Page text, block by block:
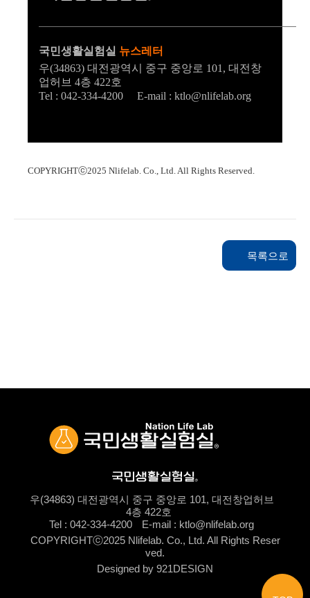
국민생활실험실 뉴스레터
우(34863) 대전광역시 중구 중앙로 101, 대전창
업허브 4층 422호
Tel : 042-334-4200 E-mail : ktlo@nlifelab.org
COPYRIGHTⓒ2025 Nlifelab. Co., Ltd. All Rights Reserved.
목록으로
우(34863) 대전광역시 중구 중앙로 101, 대전창업허브
4층 422호
Tel : 042-334-4200
E-mail : ktlo@nlifelab.org
COPYRIGHTⓒ2025 Nlifelab. Co., Ltd. All Rights Reser
ved.
Designed by 921DESIGN